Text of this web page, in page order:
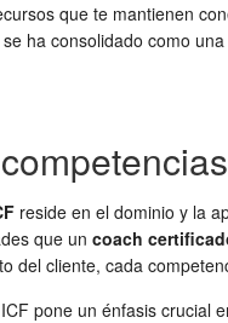
que te mantienen
ha consolidado como
reside en el dominio y la
que un coach
del cliente, cada
pone un énfasis crucial